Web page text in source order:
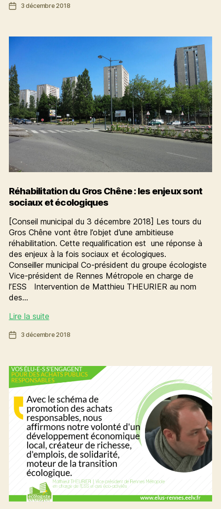
pour
Date3 décembre 2018
Réhabilitation du Gros Chêne : les enjeux sont
sociaux et écologiques
[Conseil municipal du 3 décembre 2018] Les tours du
Gros Chêne vont être l’objet d’une ambitieuse
réhabilitation. Cette requalification est une réponse à
des enjeux à la fois sociaux et écologiques.
Conseiller municipal Co-président du groupe écologiste
Vice-président de Rennes Métropole en charge de
l’ESS Intervention de Matthieu THEURIER au nom
des…
Lire la suiteRéhabilitation
Gros
les
enjeux
sociaux
et
écologiques
Date3 décembre 2018